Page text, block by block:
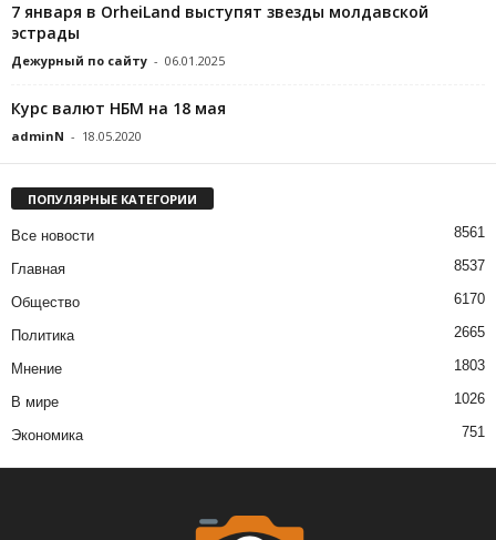
7 января в OrheiLand выступят звезды молдавской
эстрады
Дежурный по сайту - 06.01.2025
Курс валют НБМ на 18 мая
adminN - 18.05.2020
ПОПУЛЯРНЫЕ КАТЕГОРИИ
Все новости 8561
Главная 8537
Общество 6170
Политика 2665
Мнение 1803
В мире 1026
Экономика 751